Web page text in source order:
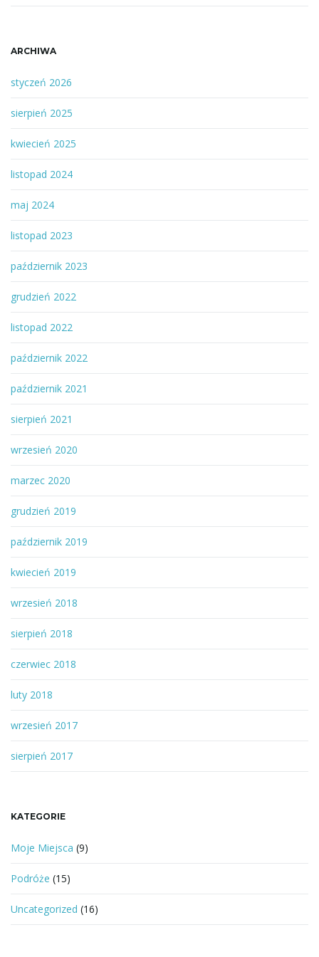
ARCHIWA
styczeń 2026
sierpień 2025
kwiecień 2025
listopad 2024
maj 2024
listopad 2023
październik 2023
grudzień 2022
listopad 2022
październik 2022
październik 2021
sierpień 2021
wrzesień 2020
marzec 2020
grudzień 2019
październik 2019
kwiecień 2019
wrzesień 2018
sierpień 2018
czerwiec 2018
luty 2018
wrzesień 2017
sierpień 2017
KATEGORIE
Moje Miejsca (9)
Podróże (15)
Uncategorized (16)